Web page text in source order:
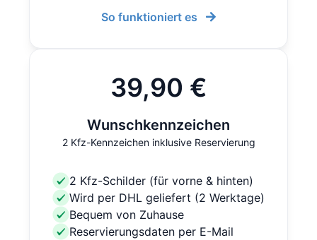
So funktioniert es
39,90 €
Wunschkennzeichen
2 Kfz-Kennzeichen inklusive Reservierung
2 Kfz-Schilder (für vorne & hinten)
Wird per DHL geliefert (2 Werktage)
Bequem von Zuhause
Reservierungsdaten per E-Mail